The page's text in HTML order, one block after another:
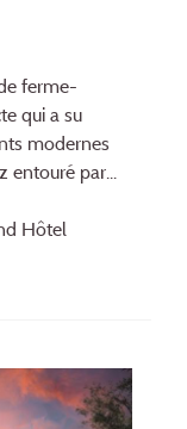
ferme-
qui a su
modernes
entouré par...
Hôtel